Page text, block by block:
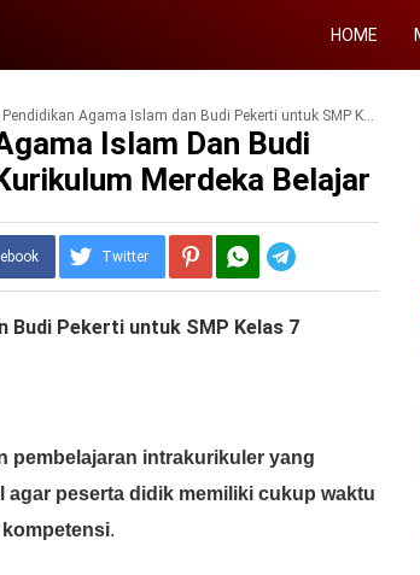
HOME
Agama Islam dan Budi Pekerti untuk SMP Kelas 7 Kurikulum Merdeka Belajar
Islam Dan Budi
Merdeka Belajar
Twitter
Budi Pekerti untuk SMP Kelas 7
pembelajaran intrakurikuler yang
agar peserta didik memiliki cukup waktu
.